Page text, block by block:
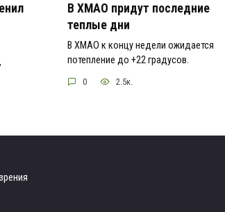
В ХМАО придут последние
теплые дни
В ХМАО к концу недели ожидается
потепление до +22 градусов.
0 2.5к.